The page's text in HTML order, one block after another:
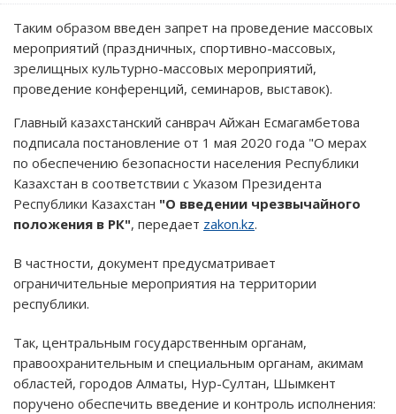
Таким образом введен запрет на проведение массовых
мероприятий (праздничных, спортивно-массовых,
зрелищных культурно-массовых мероприятий,
проведение конференций, семинаров, выставок).
Главный казахстанский санврач Айжан Есмагамбетова
подписала постановление от 1 мая 2020 года "О мерах
по обеспечению безопасности населения Республики
Казахстан в соответствии с Указом Президента
Республики Казахстан "О введении чрезвычайного
положения в РК", передает zakon.kz.
В частности, документ предусматривает
ограничительные мероприятия на территории
республики.
Так, центральным государственным органам,
правоохранительным и специальным органам, акимам
областей, городов Алматы, Нур-Султан, Шымкент
поручено обеспечить введение и контроль исполнения: